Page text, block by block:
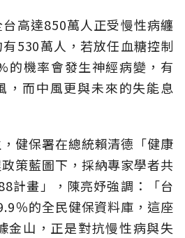
高達850萬人正受慢性病纏
530萬人，若放任血糖控制
的機率會發生神經病變，有
，而中風更與未來的失能息
健保署在總統賴清德「健康
策藍圖下，採納專家學者共
計畫」，陳亮妤強調：「台
％的全民健保資料庫，這座
金山，正是對抗慢性病與失